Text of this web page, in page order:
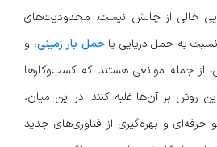
خالی از چالش نیست. محدودیت‌های
نسبت به حمل دریایی یاحمل بار زمینی، و
از جمله موانعی هستند که کسب‌وکارها
این روش بر آن‌ها غلبه کنند. در این میان،
حرفه‌ای و بهره‌گیری از فناوری‌های جدید